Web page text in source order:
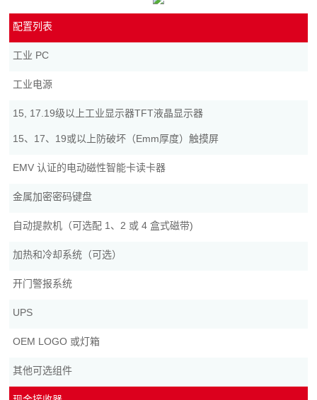
配置列表
工业 PC
工业电源
15, 17.19级以上工业显示器TFT液晶显示器
15、17、19或以上防破坏（Emm厚度）触摸屏
EMV 认证的电动磁性智能卡读卡器
金属加密密码键盘
自动提款机（可选配 1、2 或 4 盒式磁带)
加热和冷却系统（可选）
开门警报系统
UPS
OEM LOGO 或灯箱
其他可选组件